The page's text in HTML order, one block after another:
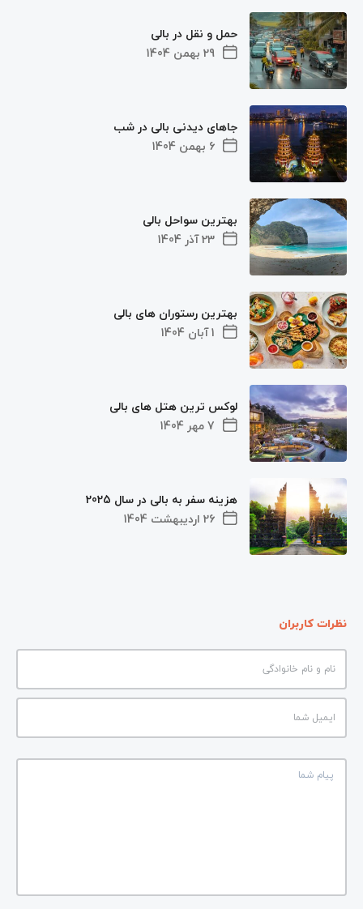
29 بهمن 1404
حمل و نقل در بالی
6 بهمن 1404
جاهای دیدنی بالی در شب
23 آذر 1404
بهترین سواحل بالی
1 آبان 1404
بهترین رستوران های بالی
7 مهر 1404
لوکس ترین هتل های بالی
26 اردیبهشت 1404
هزینه سفر به بالی در سال 2025
نظرات کاربران